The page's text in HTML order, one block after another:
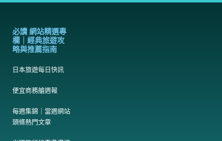
必讀 網站精選專
欄｜經典旅遊攻
略與推薦指南
日本旅遊每日快訊
便宜商務艙週報
每週集錦｜當週網站
頭條熱門文章